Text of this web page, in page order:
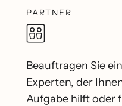
PARTNER
Beauftragen Sie
Experten, der
Aufgabe hilft oder